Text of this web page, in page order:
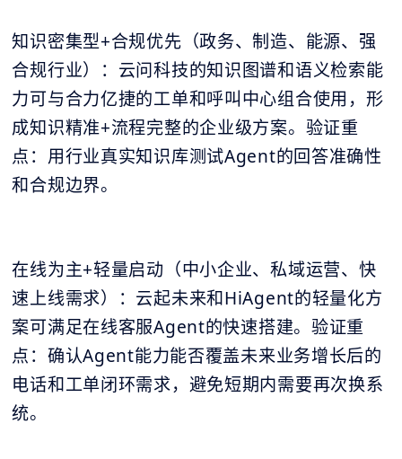
知识密集型+合规优先（政务、制造、能源、强
合规行业）：云问科技的知识图谱和语义检索能
力可与合力亿捷的工单和呼叫中心组合使用，形
成知识精准+流程完整的企业级方案。验证重
点：用行业真实知识库测试Agent的回答准确性
和合规边界。
在线为主+轻量启动（中小企业、私域运营、快
速上线需求）：云起未来和HiAgent的轻量化方
案可满足在线客服Agent的快速搭建。验证重
点：确认Agent能力能否覆盖未来业务增长后的
电话和工单闭环需求，避免短期内需要再次换系
统。